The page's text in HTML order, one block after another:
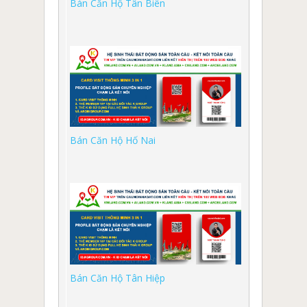
Bán Căn Hộ Tân Biên
Bán Căn Hộ Hố Nai
Bán Căn Hộ Tân Hiệp